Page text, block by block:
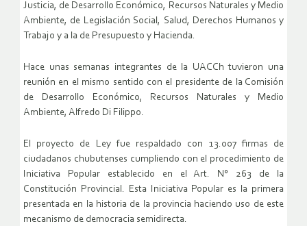
Justicia, de Desarrollo Económico, Recursos Naturales y Medio
Ambiente, de Legislación Social, Salud, Derechos Humanos y
Trabajo y a la de Presupuesto y Hacienda.
Hace unas semanas integrantes de la UACCh tuvieron una
reunión en el mismo sentido con el presidente de la Comisión
de Desarrollo Económico, Recursos Naturales y Medio
Ambiente, Alfredo Di Filippo.
El proyecto de Ley fue respaldado con 13.007 firmas de
ciudadanos chubutenses cumpliendo con el procedimiento de
Iniciativa Popular establecido en el Art. N° 263 de la
Constitución Provincial. Esta Iniciativa Popular es la primera
presentada en la historia de la provincia haciendo uso de este
mecanismo de democracia semidirecta.